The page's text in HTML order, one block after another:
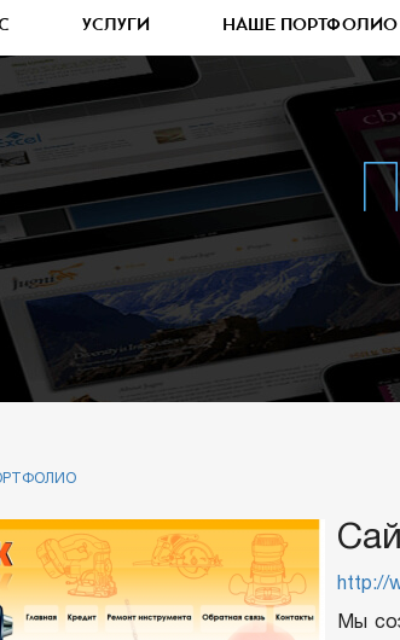
УСЛУГИ НАШЕ ПОРТФОЛИО
http://
Мы